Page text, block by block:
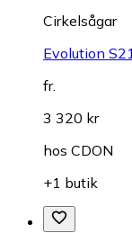
Cirkelsågar
Evolution
fr.
3 320 kr
hos CDON
+1 butik